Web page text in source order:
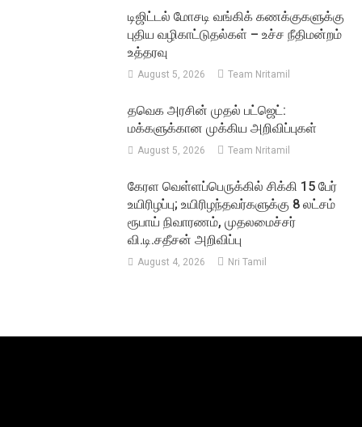
டிஜிட்டல் மோசடி வங்கிக் கணக்குகளுக்கு
புதிய வழிகாட்டுதல்கள் – உச்ச நீதிமன்றம்
உத்தரவு
August 5, 2026 Team Nritamil
தவெக அரசின் முதல் பட்ஜெட்:
மக்களுக்கான முக்கிய அறிவிப்புகள்
August 5, 2026 Team Nritamil
கேரள வெள்ளப்பெருக்கில் சிக்கி 15 பேர்
உயிரிழப்பு; உயிரிழந்தவர்களுக்கு 8 லட்சம்
ரூபாய் நிவாரணம், முதலமைச்சர்
வி.டி.சதீசன் அறிவிப்பு
August 4, 2026 Nri Tamil